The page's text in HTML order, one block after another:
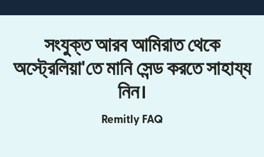
সংযুক্ত আরব আমিরাত থেকে
অস্ট্রেলিয়া'তে মানি সেন্ড করতে সাহায্য
নিন।
Remitly FAQ